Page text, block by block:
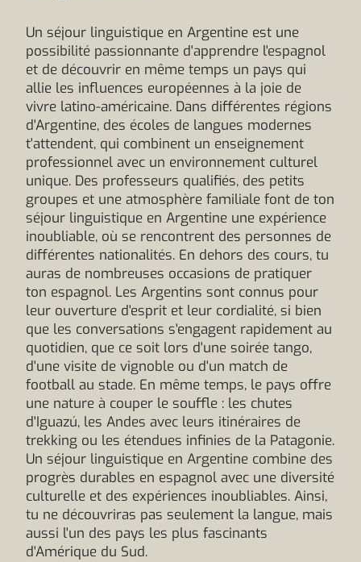
Un séjour linguistique en Argentine est une
possibilité passionnante d'apprendre l'espagnol
et de découvrir en même temps un pays qui
allie les influences européennes à la joie de
vivre latino-américaine. Dans différentes régions
d'Argentine, des écoles de langues modernes
t'attendent, qui combinent un enseignement
professionnel avec un environnement culturel
unique. Des professeurs qualifiés, des petits
groupes et une atmosphère familiale font de ton
séjour linguistique en Argentine une expérience
inoubliable, où se rencontrent des personnes de
différentes nationalités. En dehors des cours, tu
auras de nombreuses occasions de pratiquer
ton espagnol. Les Argentins sont connus pour
leur ouverture d'esprit et leur cordialité, si bien
que les conversations s'engagent rapidement au
quotidien, que ce soit lors d'une soirée tango,
d'une visite de vignoble ou d'un match de
football au stade. En même temps, le pays offre
une nature à couper le souffle : les chutes
d'Iguazú, les Andes avec leurs itinéraires de
trekking ou les étendues infinies de la Patagonie.
Un séjour linguistique en Argentine combine des
progrès durables en espagnol avec une diversité
culturelle et des expériences inoubliables. Ainsi,
tu ne découvriras pas seulement la langue, mais
aussi l'un des pays les plus fascinants
d'Amérique du Sud.